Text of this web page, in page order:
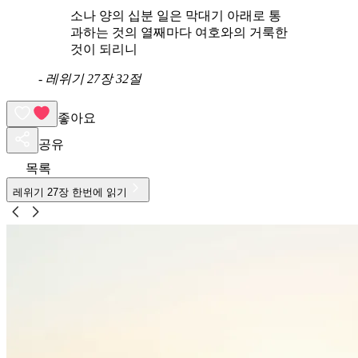
소나 양의 십분 일은 막대기 아래로 통
과하는 것의 열째마다 여호와의 거룩한
것이 되리니
- 레위기 27장 32절
좋아요
공유
목록
레위기 27장 한번에 읽기